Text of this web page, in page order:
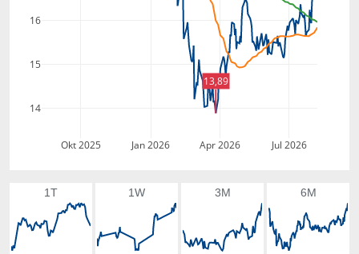
Okt 2025 Jan 2026 Apr 2026 Jul 2026
14
15
16
13,89
1T 1W 3M 6M